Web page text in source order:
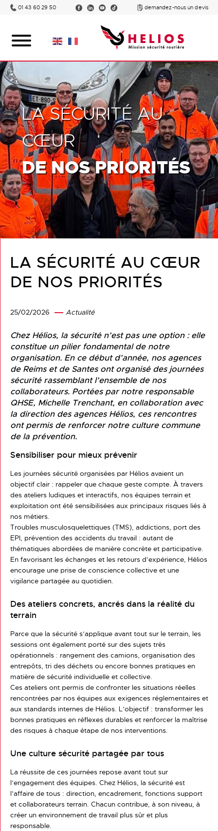
01 43 60 29 50 demandez-nous un devis
LA SÉCURITÉ AU
CŒUR
DE NOS PRIORITÉS
LA SÉCURITÉ AU CŒUR
DE NOS PRIORITÉS
25/02/2026 Actualité
Chez Hélios, la sécurité n’est pas une option : elle
constitue un pilier fondamental de notre
organisation. En ce début d’année, nos agences
de Reims et de Santes ont organisé des journées
sécurité rassemblant l’ensemble de nos
collaborateurs. Portées par notre responsable
QHSE, Michelle Trenchant, en collaboration avec
la direction des agences Hélios, ces rencontres
ont permis de renforcer notre culture commune
de la prévention.
Sensibiliser pour mieux prévenir
Les journées sécurité organisées par Hélios avaient un
objectif clair : rappeler que chaque geste compte. À travers
des ateliers ludiques et interactifs, nos équipes terrain et
exploitation ont été sensibilisées aux principaux risques liés à
nos métiers.
Troubles musculosquelettiques (TMS), addictions, port des
EPI, prévention des accidents du travail : autant de
thématiques abordées de manière concrète et participative.
En favorisant les échanges et les retours d’expérience, Hélios
encourage une prise de conscience collective et une
vigilance partagée au quotidien.
Des ateliers concrets, ancrés dans la réalité du
terrain
Parce que la sécurité s’applique avant tout sur le terrain, les
sessions ont également porté sur des sujets très
opérationnels : rangement des camions, organisation des
entrepôts, tri des déchets ou encore bonnes pratiques en
matière de sécurité individuelle et collective.
Ces ateliers ont permis de confronter les situations réelles
rencontrées par nos équipes aux exigences réglementaires et
aux standards internes de Hélios. L’objectif : transformer les
bonnes pratiques en réflexes durables et renforcer la maîtrise
des risques à chaque étape de nos interventions.
Une culture sécurité partagée par tous
La réussite de ces journées repose avant tout sur
l’engagement des équipes. Chez Hélios, la sécurité est
l’affaire de tous : direction, encadrement, fonctions support
et collaborateurs terrain. Chacun contribue, à son niveau, à
créer un environnement de travail plus sûr et plus
responsable.